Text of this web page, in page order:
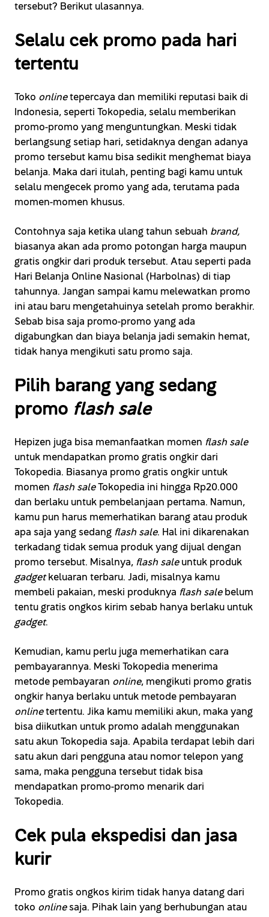
tersebut? Berikut ulasannya.
Selalu cek promo pada hari
tertentu
Toko onlinetepercaya dan memiliki reputasi baik di
Indonesia, seperti Tokopedia, selalu memberikan
promo-promo yang menguntungkan. Meski tidak
berlangsung setiap hari, setidaknya dengan adanya
promo tersebut kamu bisa sedikit menghemat biaya
belanja. Maka dari itulah, penting bagi kamu untuk
selalu mengecek promo yang ada, terutama pada
momen-momen khusus.
Contohnya saja ketika ulang tahun sebuah brand,
biasanya akan ada promo potongan harga maupun
gratis ongkir dari produk tersebut. Atau seperti pada
Hari Belanja Online Nasional (Harbolnas) di tiap
tahunnya. Jangan sampai kamu melewatkan promo
ini atau baru mengetahuinya setelah promo berakhir.
Sebab bisa saja promo-promo yang ada
digabungkan dan biaya belanja jadi semakin hemat,
tidak hanya mengikuti satu promo saja.
Pilih barang yang sedang
promo flash sale
Hepizen juga bisa memanfaatkan momen flash sale
untuk mendapatkan promo gratis ongkir dari
Tokopedia. Biasanya promo gratis ongkir untuk
momen flash saleTokopedia ini hingga Rp20.000
dan berlaku untuk pembelanjaan pertama. Namun,
kamu pun harus memerhatikan barang atau produk
apa saja yang sedang flash sale. Hal ini dikarenakan
terkadang tidak semua produk yang dijual dengan
promo tersebut. Misalnya, flash saleuntuk produk
gadgetkeluaran terbaru. Jadi, misalnya kamu
membeli pakaian, meski produknya flash salebelum
tentu gratis ongkos kirim sebab hanya berlaku untuk
gadget.
Kemudian, kamu perlu juga memerhatikan cara
pembayarannya. Meski Tokopedia menerima
metode pembayaran online, mengikuti promo gratis
ongkir hanya berlaku untuk metode pembayaran
onlinetertentu. Jika kamu memiliki akun, maka yang
bisa diikutkan untuk promo adalah menggunakan
satu akun Tokopedia saja. Apabila terdapat lebih dari
satu akun dari pengguna atau nomor telepon yang
sama, maka pengguna tersebut tidak bisa
mendapatkan promo-promo menarik dari
Tokopedia.
Cek pula ekspedisi dan jasa
kurir
Promo gratis ongkos kirim tidak hanya datang dari
toko onlinesaja. Pihak lain yang berhubungan atau